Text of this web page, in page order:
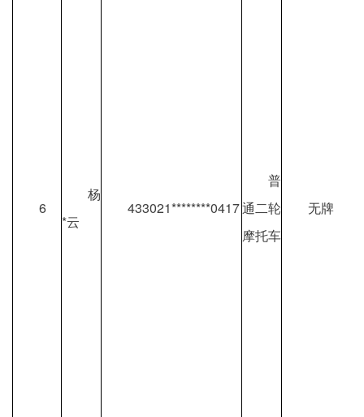
6
杨
*云
433021********0417
普
通二轮
摩托车
无牌